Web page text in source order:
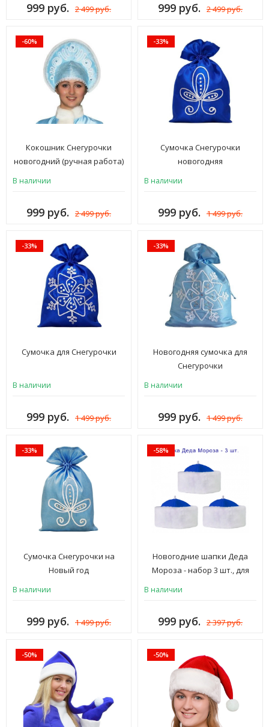
999 руб. 2 499 руб. 999 руб. 2 499 руб.
-60%
Кокошник Снегурочки
новогодний (ручная работа)
В наличии
999 руб. 2 499 руб.
-33%
Сумочка Снегурочки
новогодняя
В наличии
999 руб. 1 499 руб.
-33%
Сумочка для Снегурочки
В наличии
999 руб. 1 499 руб.
-33%
Новогодняя сумочка для
Снегурочки
В наличии
999 руб. 1 499 руб.
-33%
Сумочка Снегурочки на
Новый год
В наличии
999 руб. 1 499 руб.
-58%
Новогодние шапки Деда
Мороза - набор 3 шт., для
В наличии
999 руб. 2 397 руб.
-50% -50%